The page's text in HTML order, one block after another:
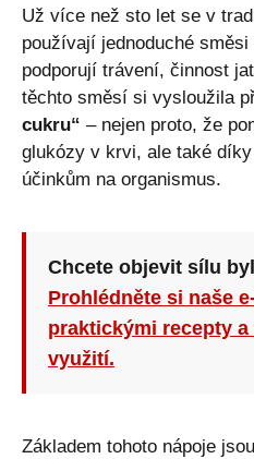
Už více než sto let se v
používají jednoduché
podporují trávení, činnost
těchto směsí si vysloužila
cukru“ – nejen proto, že
glukózy v krvi, ale také
účinkům na organismus.
Chcete objevit sílu
Prohlédněte si naše
praktickými recepty
využití.
Základem tohoto nápoje